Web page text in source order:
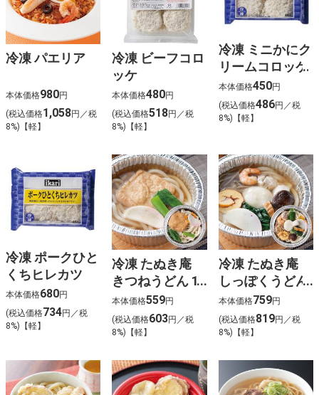
冷凍 パエリア
本体価格980円
(税込価格1,058円／税
8%)【軽】
冷凍 ビーフコロ
ッケ
本体価格480円
(税込価格518円／税
8%)【軽】
冷凍 ミニかにク
リームコロッケ
本体価格450円
(税込価格486円／税
8%)【軽】
冷凍 ポークひと
くちヒレカツ
本体価格680円
(税込価格734円／税
8%)【軽】
冷凍 たぬき庵
きつねうどん 1
人前
本体価格559円
(税込価格603円／税
8%)【軽】
冷凍 たぬき庵
しっぽくうどん
1人前
本体価格759円
(税込価格819円／税
8%)【軽】